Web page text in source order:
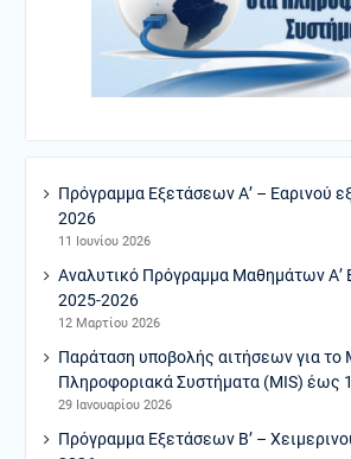
Πρόγραμμα Εξετάσεων Α’ – Εαρινού
2026
11 Ιουνίου 2026
Αναλυτικό Πρόγραμμα Μαθημάτων Α’
2025-2026
12 Μαρτίου 2026
Παράταση υποβολής αιτήσεων για το
Πληροφοριακά Συστήματα (MIS) έως
29 Ιανουαρίου 2026
Πρόγραμμα Εξετάσεων Β’ –